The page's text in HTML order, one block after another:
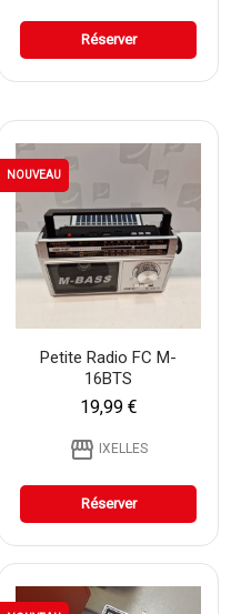
Réserver
Petite Radio FC M-
16BTS
19,99 €
storefront IXELLES
Réserver
NOUVEAU